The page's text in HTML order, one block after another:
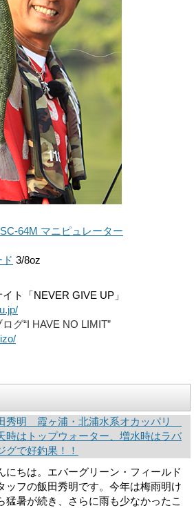
64M マニピュレーター
3/8oz
ト「NEVER GIVE UP」
グ“I HAVE NO LIMIT”
秀明 霞ヶ浦・北浦水系オカッパリ
時はトップウォーター、増水時はラバ
グで好釣果！！
にちは。エバーグリーン・フィールド
ッフの飯田秀明です。今年は梅雨明け
猛暑が続き、さらに雨も少なかったこ